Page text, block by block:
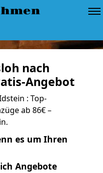
nach
Angebot
: Top-
ab 86€ –
es um Ihren
Angebote